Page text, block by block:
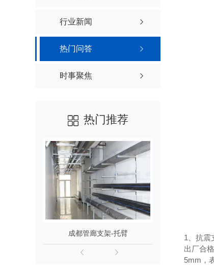
行业新闻
热门问答
时事聚焦
热门推荐
成都管廊支架-托臂
1 、抗
出厂合
5mm ，